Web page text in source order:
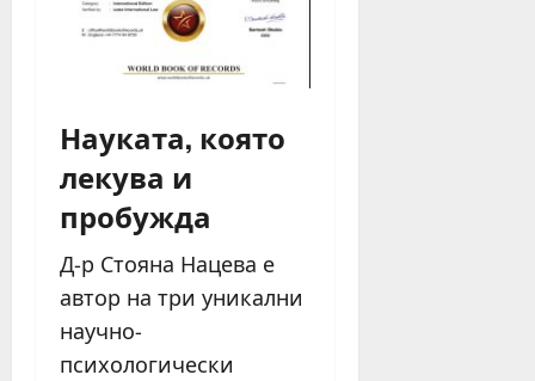
Науката, която
лекува и
пробужда
Д-р Стояна Нацева е
автор на три уникални
научно-
психологически